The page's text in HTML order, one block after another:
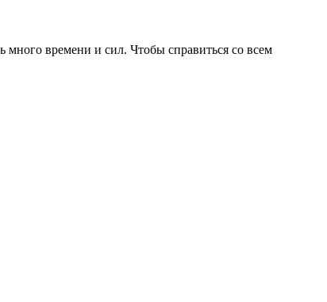
времени и сил. Чтобы справиться со всем